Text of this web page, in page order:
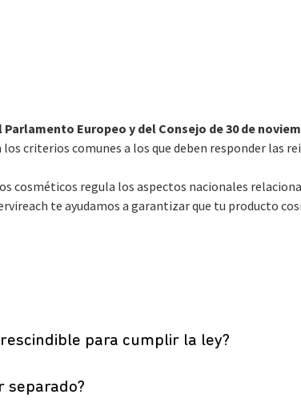
Parlamento Europeo y del Consejo de 30 de
los criterios comunes a los que deben responder las
cosméticos regula los aspectos nacionales
te ayudamos a garantizar que tu producto
para cumplir la ley?
separado?